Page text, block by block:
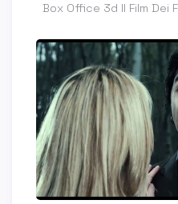
Box Office 3d Il Film Dei